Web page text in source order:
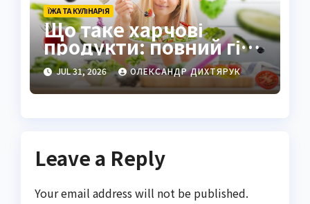
ЇЖА ТА КУЛІНАРІЯ
Що таке харчові
продукти: повний гід
по визначенню та
видам
JUL 31, 2026 ОЛЕКСАНДР ДИХТЯРУК
Leave a Reply
Your email address will not be published.